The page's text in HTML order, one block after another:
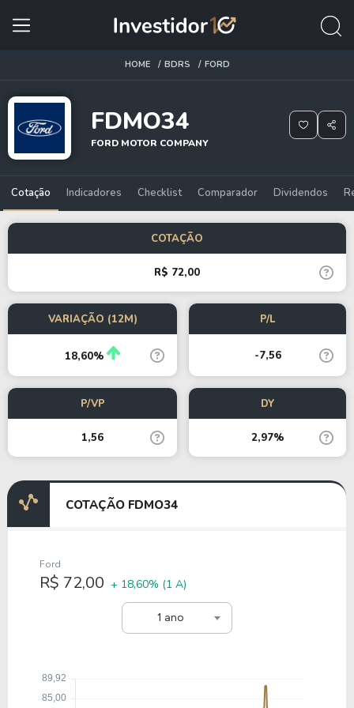
HOME BDRS FORD
FDMO34
FORD MOTOR COMPANY
Cotação Indicadores Checklist Comparador Dividendos
COTAÇÃO
R$ 72,00
VARIAÇÃO (12M)
18,60%
P/L
-7,56
P/VP
1,56
DY
2,97%
COTAÇÃO FDMO34
1 ano
Ford
R$ 72,00 + 18,60% (1 A)